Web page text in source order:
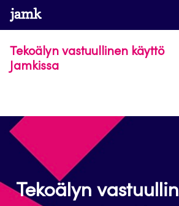
Siirry
suoraan
www.jamk.fi
Tekoälyn vastuullinen käyttö
Jamkissa
Tekoälyn